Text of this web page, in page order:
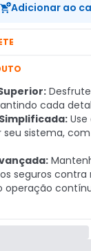
Adicionar ao
cada
sistema,
seguros contra
operação